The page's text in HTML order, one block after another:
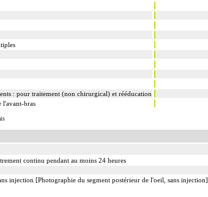
: pour traitement (non chirurgical) et rééducation
l'avant-bras
continu pendant au moins 24 heures
injection [Photographie du segment postérieur de l'oeil, sans injection]